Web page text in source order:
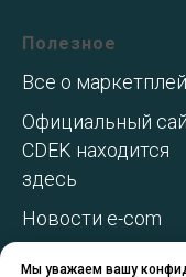
Мы уважаем вашу
Полезное
Все о
Официальный
CDEK находится
здесь
Новости e-com